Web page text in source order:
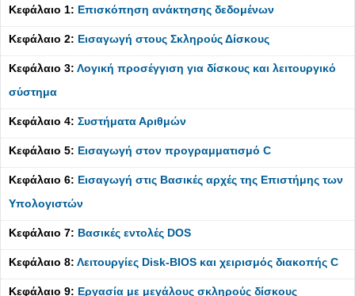
Κεφάλαιο 1: Επισκόπηση ανάκτησης δεδομένων
Κεφάλαιο 2: Εισαγωγή στους Σκληρούς Δίσκους
Κεφάλαιο 3: Λογική προσέγγιση για δίσκους και λειτουργικό
σύστημα
Κεφάλαιο 4: Συστήματα Αριθμών
Κεφάλαιο 5: Εισαγωγή στον προγραμματισμό C
Κεφάλαιο 6: Εισαγωγή στις Βασικές αρχές της Επιστήμης των
Υπολογιστών
Κεφάλαιο 7: Βασικές εντολές DOS
Κεφάλαιο 8: Λειτουργίες Disk-BIOS και χειρισμός διακοπής C
Κεφάλαιο 9: Εργασία με μεγάλους σκληρούς δίσκους